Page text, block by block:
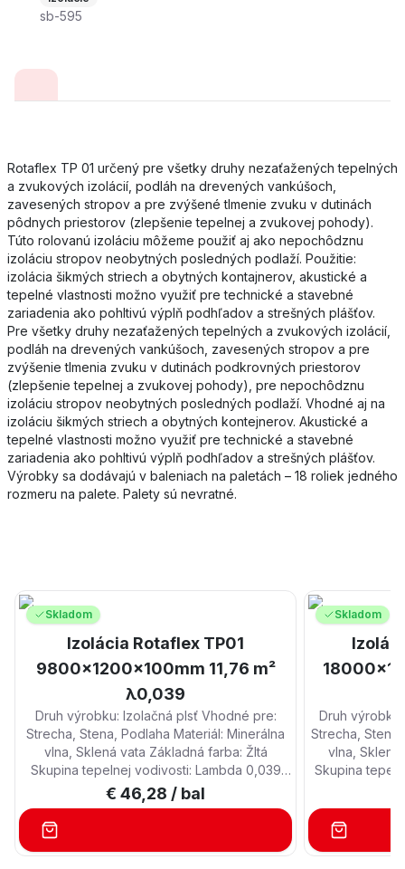
sb-595
Rotaflex TP 01 určený pre všetky druhy nezaťažených tepelných
a zvukových izolácií, podláh na drevených vankúšoch,
zavesených stropov a pre zvýšené tlmenie zvuku v dutinách
pôdnych priestorov (zlepšenie tepelnej a zvukovej pohody).
Túto rolovanú izoláciu môžeme použiť aj ako nepochôdznu
izoláciu stropov neobytných posledných podlaží. Použitie:
izolácia šikmých striech a obytných kontajnerov, akustické a
tepelné vlastnosti možno využiť pre technické a stavebné
zariadenia ako pohltivú výplň podhľadov a strešných plášťov.
Pre všetky druhy nezaťažených tepelných a zvukových izolácií,
podláh na drevených vankúšoch, zavesených stropov a pre
zvýšenie tlmenia zvuku v dutinách podkrovných priestorov
(zlepšenie tepelnej a zvukovej pohody), pre nepochôdznu
izoláciu stropov neobytných posledných podlaží. Vhodné aj na
izoláciu šikmých striech a obytných kontejnerov. Akustické a
tepelné vlastnosti možno využiť pre technické a stavebné
zariadenia ako pohltivú výplň podhľadov a strešných plášťov.
Výrobky sa dodávajú v baleniach na paletách – 18 roliek jedného
rozmeru na palete. Palety sú nevratné.
Skladom
Izolácia Rotaflex TP01
9800x1200x100mm 11,76 m²
λ0,039
Druh výrobku: Izolačná plsť Vhodné pre:
Strecha, Stena, Podlaha Materiál: Minerálna
vlna, Sklená vata Základná farba: Žltá
Skupina tepelnej vodivosti: Lambda 0,039
Rozmer (D x Š): 9 800 mm x 1 200 mm
Hrúbka: 100 mm Obsah balenia: 11,76 m²
Počet balení na palete: 18 Balenie Hmotnosť
na balenie: 14,19 kg Upozornenie: Použite
bežné osobné ochranné pracovné pomôcky
€ 46,28 / bal
Skladom
Druh
Strecha,
vlna, Sklená
Skupina
Hrúbka: 50
Počet balení na
na balenie:
bežné